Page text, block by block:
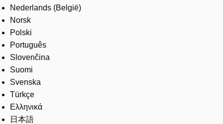
Nederlands (België)
Norsk
Polski
Português
Slovenčina
Suomi
Svenska
Türkçe
Ελληνικά
日本語